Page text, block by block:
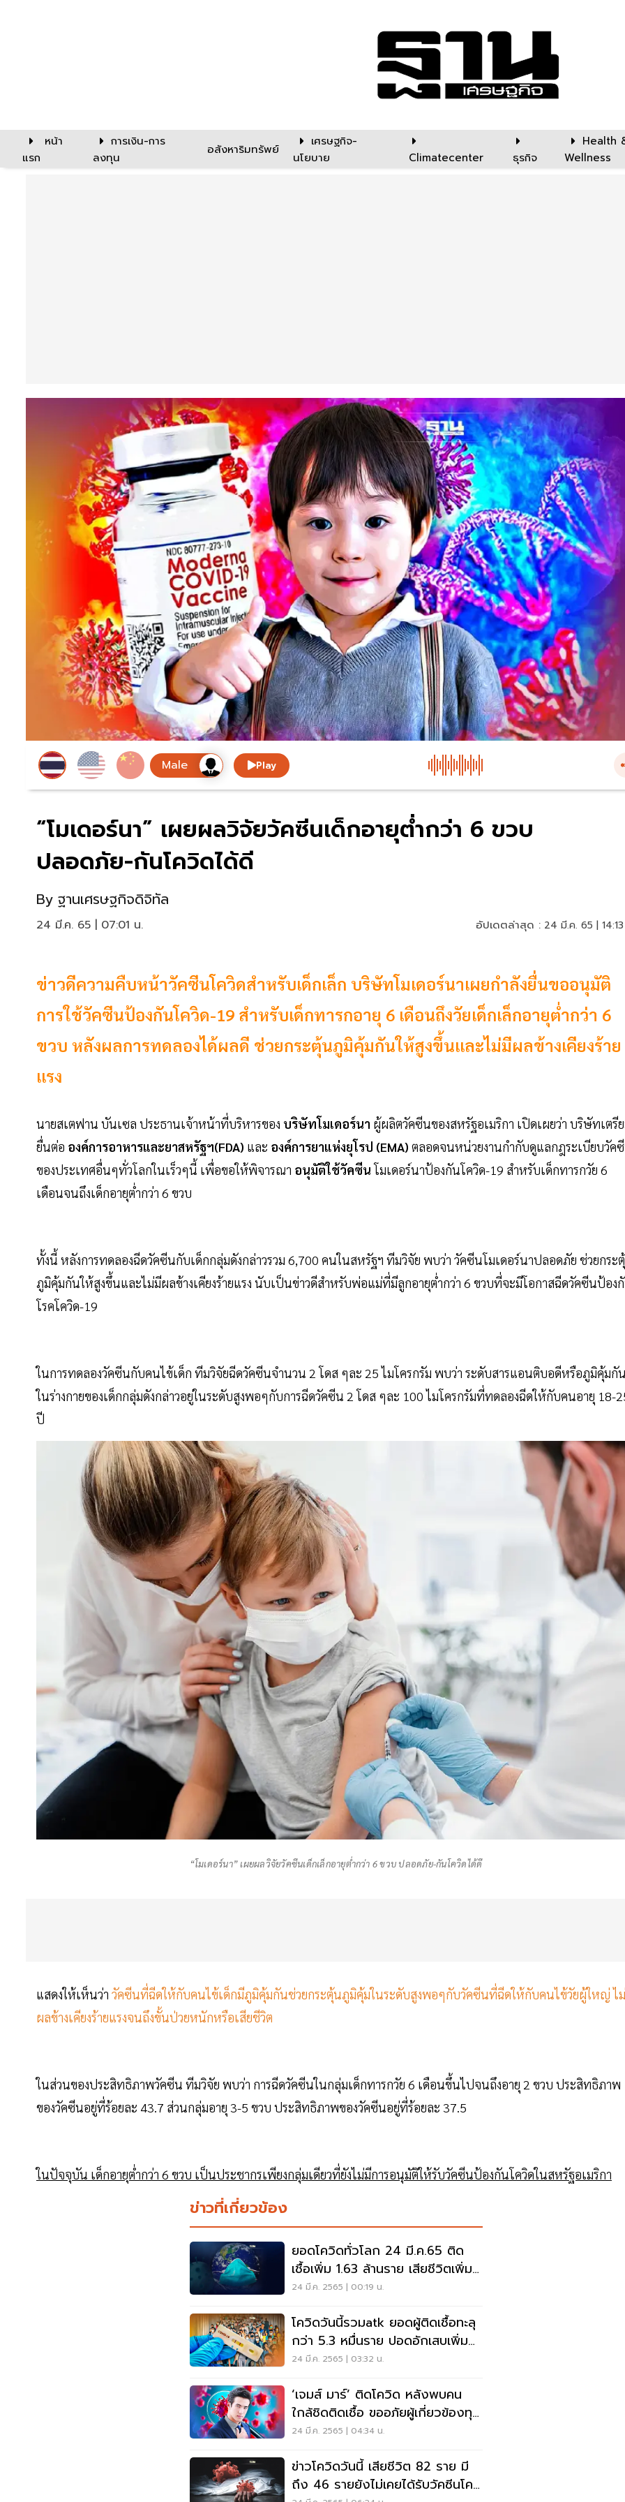
หน้า
แรก
การเงิน-การ
ลงทุน
อสังหาริมทรัพย์
เศรษฐกิจ-
นโยบาย
Climatecenter ธุรกิจ
Health
Wellness
Play
“โมเดอร์นา” เผยผลวิจัยวัคซีนเด็กอายุต่ำกว่า 6 ขวบ
ปลอดภัย-กันโควิดได้ดี
By ฐานเศรษฐกิจดิจิทัล
24 มี.ค. 65 | 07:01 น. อัปเดตล่าสุด : 24 มี.ค. 65 |
ข่าวดีความคืบหน้าวัคซีนโควิดสำหรับเด็กเล็ก บริษัทโมเดอร์นาเผยกำลังยื่นขออนุมัติ
การใช้วัคซีนป้องกันโควิด-19 สำหรับเด็กทารกอายุ 6 เดือนถึงวัยเด็กเล็กอายุต่ำกว่า 6
ขวบ หลังผลการทดลองได้ผลดี ช่วยกระตุ้นภูมิคุ้มกันให้สูงขึ้นและไม่มีผลข้างเคียงร้าย
แรง
นายสเตฟาน บันเซล ประธานเจ้าหน้าที่บริหารของ บริษัทโมเดอร์นา ผู้ผลิตวัคซีนของสหรัฐอเมริกา เปิดเผยว่า บริษัทเตรี
ยื่นต่อ องค์การอาหารและยาสหรัฐฯ(FDA) และ องค์การยาแห่งยุโรป (EMA) ตลอดจนหน่วยงานกำกับดูแลกฎระเบียบวัค
ของประเทศอื่นๆทั่วโลกในเร็วๆนี้ เพื่อขอให้พิจารณา อนุมัติใช้วัคซีนโมเดอร์นาป้องกันโควิด-19 สำหรับเด็กทารกวัย 6
เดือนจนถึงเด็กอายุต่ำกว่า 6 ขวบ
ทั้งนี้ หลังการทดลองฉีดวัคซีนกับเด็กกลุ่มดังกล่าวรวม 6,700 คนในสหรัฐฯ ทีมวิจัย พบว่า วัคซีนโมเดอร์นาปลอดภัย ช่วยกระ
ภูมิคุ้มกันให้สูงขึ้นและไม่มีผลข้างเคียงร้ายแรง นับเป็นข่าวดีสำหรับพ่อแม่ที่มีลูกอายุต่ำกว่า 6 ขวบที่จะมีโอกาสฉีดวัคซีนป้อง
โรคโควิด-19
ในการทดลองวัคซีนกับคนไข้เด็ก ทีมวิจัยฉีดวัคซีนจำนวน 2 โดส ๆละ 25 ไมโครกรัม พบว่า ระดับสารแอนติบอดีหรือภูมิคุ้มกั
ในร่างกายของเด็กกลุ่มดังกล่าวอยู่ในระดับสูงพอๆกับการฉีดวัคซีน 2 โดส ๆละ 100 ไมโครกรัมที่ทดลองฉีดให้กับคนอายุ 18-
ปี
“โมเดอร์นา” เผยผลวิจัยวัคซีนเด็กเล็กอายุต่ำกว่า 6 ขวบ ปลอดภัย-กันโควิดได้ดี
แสดงให้เห็นว่า วัคซีนที่ฉีดให้กับคนไข้เด็กมีภูมิคุ้มกันช่วยกระตุ้นภูมิคุ้มในระดับสูงพอๆกับวัคซีนที่ฉีดให้กับคนไข้วัยผู้ใหญ่ ไ
ผลข้างเคียงร้ายแรงจนถึงขั้นป่วยหนักหรือเสียชีวิต
ในส่วนของประสิทธิภาพวัคซีน ทีมวิจัย พบว่า การฉีดวัคซีนในกลุ่มเด็กทารกวัย 6 เดือนขึ้นไปจนถึงอายุ 2 ขวบ ประสิทธิภาพ
ของวัคซีนอยู่ที่ร้อยละ 43.7 ส่วนกลุ่มอายุ 3-5 ขวบ ประสิทธิภาพของวัคซีนอยู่ที่ร้อยละ 37.5
ในปัจจุบัน เด็กอายุต่ำกว่า 6 ขวบ เป็นประชากรเพียงกลุ่มเดียวที่ยังไม่มีการอนุมัติให้รับวัคซีนป้องกันโควิดในสหรัฐอเมริกา
ข่าวที่เกี่ยวข้อง
ยอดโควิดทั่วโลก 24 มี.ค.65 ติด
เชื้อเพิ่ม 1.63 ล้านราย เสียชีวิตเพิ่ม
4,402 ราย
24 มี.ค. 2565 | 00:19 น.
โควิดวันนี้รวมatk ยอดผู้ติดเชื้อทะลุ
กว่า 5.3 หมื่นราย ปอดอักเสบเพิ่ม
10.77%
24 มี.ค. 2565 | 03:32 น.
‘เจมส์ มาร์’ ติดโควิด หลังพบคน
ใกล้ชิดติดเชื้อ ขออภัยผู้เกี่ยวข้องทุก
ท่าน
24 มี.ค. 2565 | 04:34 น.
ข่าวโควิดวันนี้ เสียชีวิต 82 ราย มี
ถึง 46 รายยังไม่เคยได้รับวัคซีนโค